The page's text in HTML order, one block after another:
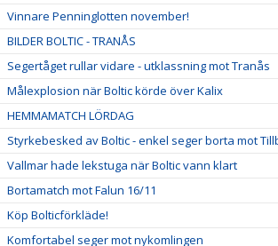
Vinnare Penninglotten november!
BILDER BOLTIC - TRANÅS
Segertåget rullar vidare - utklassning mot Tranås
Målexplosion när Boltic körde över Kalix
HEMMAMATCH LÖRDAG
Styrkebesked av Boltic - enkel seger borta mot
Vallmar hade lekstuga när Boltic vann klart
Bortamatch mot Falun 16/11
Köp Bolticförkläde!
Komfortabel seger mot nykomlingen